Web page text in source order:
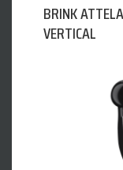
BRINK
VERTICAL